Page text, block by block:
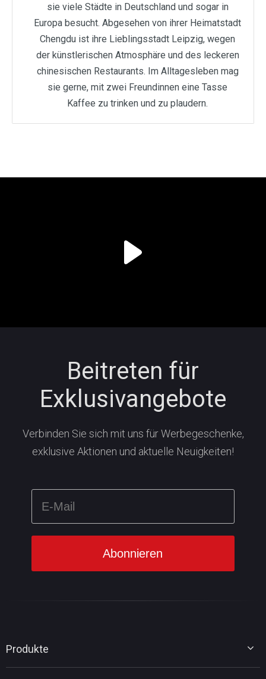
sie viele Städte in Deutschland und sogar in
Europa besucht. Abgesehen von ihrer Heimatstadt
Chengdu ist ihre Lieblingsstadt Leipzig, wegen
der künstlerischen Atmosphäre und des leckeren
chinesischen Restaurants. Im Alltagesleben mag
sie gerne, mit zwei Freundinnen eine Tasse
Kaffee zu trinken und zu plaudern.
Beitreten für
Exklusivangebote
Verbinden Sie sich mit uns für Werbegeschenke,
exklusive Aktionen und aktuelle Neuigkeiten!
Produkte